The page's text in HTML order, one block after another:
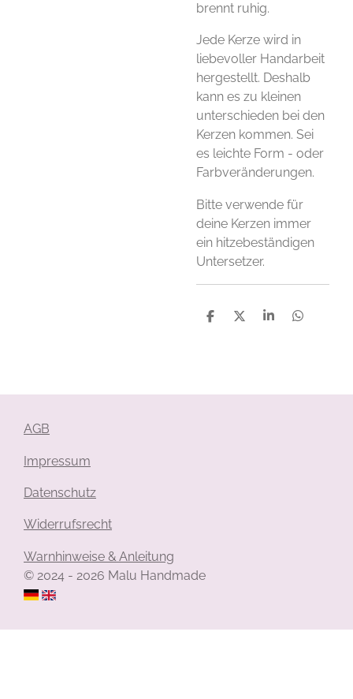
brennt ruhig.
Jede Kerze wird in
liebevoller Handarbeit
hergestellt. Deshalb
kann es zu kleinen
unterschieden bei den
Kerzen kommen. Sei
es leichte Form - oder
Farbveränderungen.
Bitte verwende für
deine Kerzen immer
ein hitzebeständigen
Untersetzer.
T
T
T
T
AGB
Impressum
Datenschutz
Widerrufsrecht
Warnhinweise & Anleitung
© 2024 - 2026 Malu Handmade